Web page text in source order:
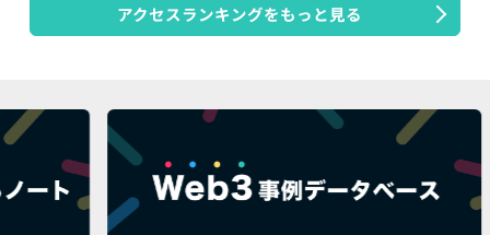
アクセスランキングをもっと見る